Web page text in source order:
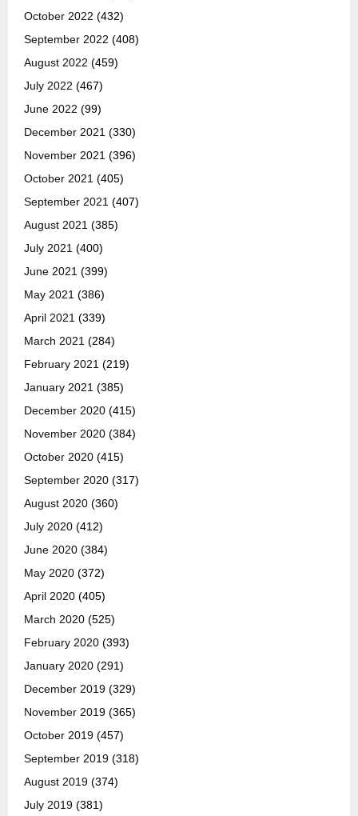
October 2022 (432)
September 2022 (408)
August 2022 (459)
July 2022 (467)
June 2022 (99)
December 2021 (330)
November 2021 (396)
October 2021 (405)
September 2021 (407)
August 2021 (385)
July 2021 (400)
June 2021 (399)
May 2021 (386)
April 2021 (339)
March 2021 (284)
February 2021 (219)
January 2021 (385)
December 2020 (415)
November 2020 (384)
October 2020 (415)
September 2020 (317)
August 2020 (360)
July 2020 (412)
June 2020 (384)
May 2020 (372)
April 2020 (405)
March 2020 (525)
February 2020 (393)
January 2020 (291)
December 2019 (329)
November 2019 (365)
October 2019 (457)
September 2019 (318)
August 2019 (374)
July 2019 (381)